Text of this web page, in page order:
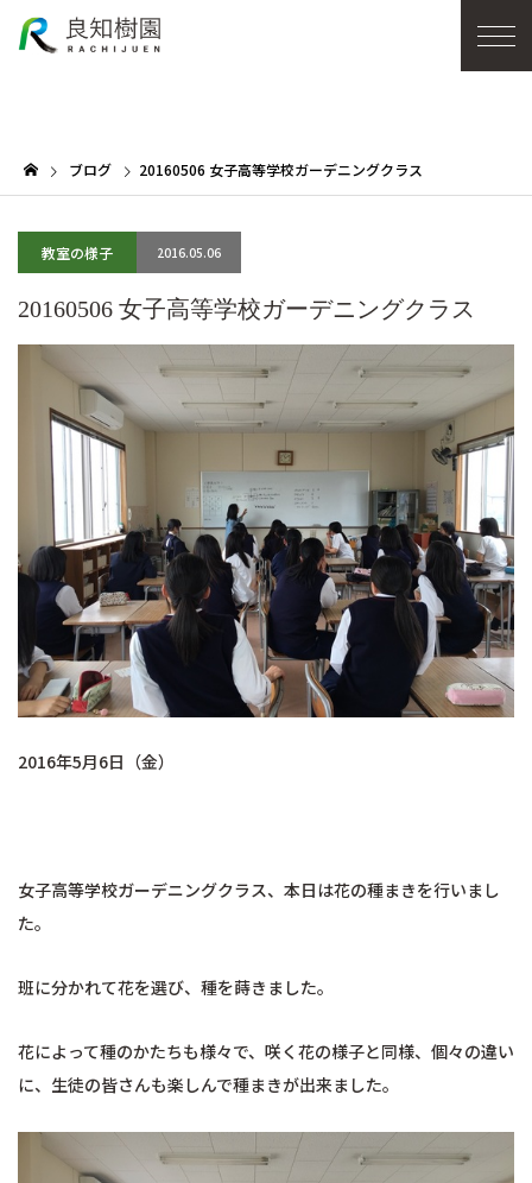
ブログ 20160506 女子高等学校ガーデニングクラス
教室の様子 2016.05.06
20160506 女子高等学校ガーデニングクラス
2016年5月6日（金）
女子高等学校ガーデニングクラス、本日は花の種まきを行いまし
た。
班に分かれて花を選び、種を蒔きました。
花によって種のかたちも様々で、咲く花の様子と同様、個々の違い
に、生徒の皆さんも楽しんで種まきが出来ました。